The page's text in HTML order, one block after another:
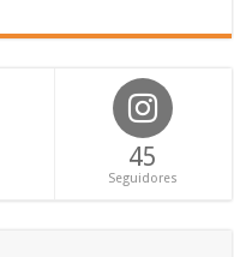
45
Seguidores